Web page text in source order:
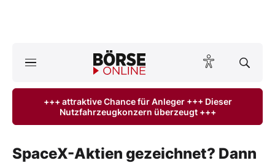
ktuelle Ausgabe BÖRSE ONLINE lesen
+++ attraktive Chance für Anleger +++ Dieser
Nutzfahrzeugkonzern überzeugt +++
SpaceX-Aktien gezeichnet? Dann